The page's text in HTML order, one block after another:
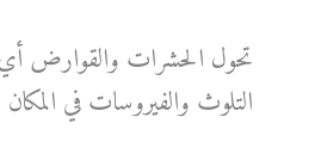
تحول الحشرات والقوارض أي
التلوث والفيروسات في